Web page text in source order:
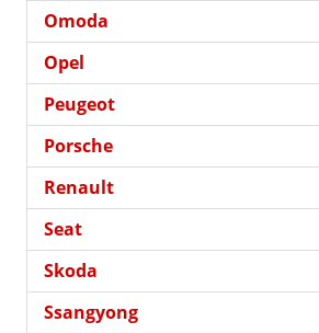
Omoda
Opel
Peugeot
Porsche
Renault
Seat
Skoda
Ssangyong